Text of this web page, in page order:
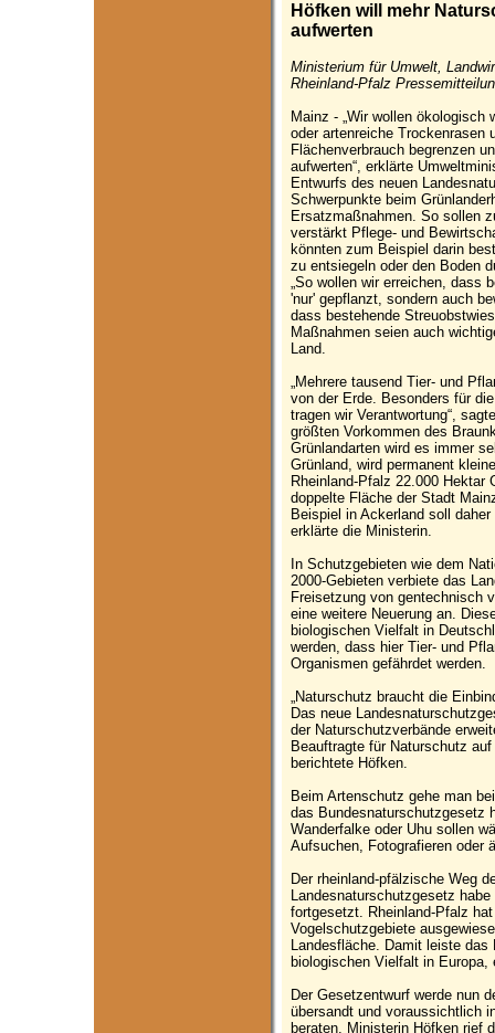
Höfken will mehr
aufwerten
Ministerium für Umwelt,
Rheinland-Pfalz
Mainz - „Wir wollen ökologisch
oder artenreiche Trockenrasen
Flächenverbrauch begrenzen
aufwerten“, erklärte
Entwurfs des neuen
Schwerpunkte beim
Ersatzmaßnahmen. So sollen
verstärkt Pflege- und
könnten zum Beispiel darin
zu entsiegeln oder den Boden
„So wollen wir erreichen, dass
'nur' gepflanzt, sondern auch
dass bestehende
Maßnahmen seien auch
Land.
„Mehrere tausend Tier- und
von der Erde. Besonders für
tragen wir Verantwortung“,
größten Vorkommen des
Grünlandarten wird es immer
Grünland, wird permanent
Rheinland-Pfalz 22.000 Hektar
doppelte Fläche der Stadt
Beispiel in Ackerland soll
erklärte die Ministerin.
In Schutzgebieten wie dem
2000-Gebieten verbiete das
Freisetzung von gentechnisch
eine weitere Neuerung an.
biologischen Vielfalt in
werden, dass hier Tier- und
Organismen gefährdet werden.
„Naturschutz braucht die
Das neue
der Naturschutzverbände
Beauftragte für Naturschutz
berichtete Höfken.
Beim Artenschutz gehe man
das Bundesnaturschutzgesetz
Wanderfalke oder Uhu sollen
Aufsuchen, Fotografieren oder
Der rheinland-pfälzische Weg
Landesnaturschutzgesetz
fortgesetzt. Rheinland-Pfalz
Vogelschutzgebiete
Landesfläche. Damit leiste das
biologischen Vielfalt in Europa,
Der Gesetzentwurf werde nun
übersandt und voraussichtlich
beraten. Ministerin Höfken rief